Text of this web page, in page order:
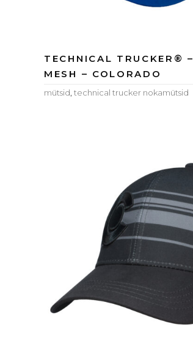
TECHNICAL TRUCKER®
MESH – COLORADO
mütsid technical trucker nokamütsid